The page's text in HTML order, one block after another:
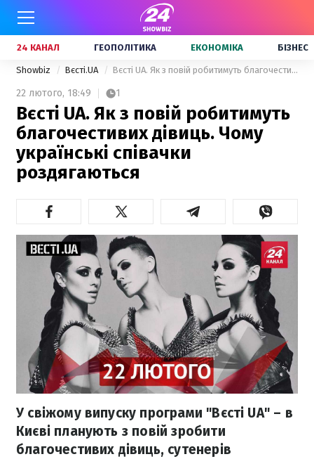
24 КАНАЛ ГЕОПОЛІТИКА ЕКОНОМІКА БІЗНЕС
Showbiz Вєсті.UA Вєсті UA. Як з повій робитимуть благочестивих дівиць. Чому українські співачки роздягаються
22 лютого, 18:49 1
Вєсті UA. Як з повій робитимуть
благочестивих дівиць. Чому
українські співачки
роздягаються
У свіжому випуску програми "Вєсті UA" – в
Києві планують з повій зробити
благочестивих дівиць, сутенерів